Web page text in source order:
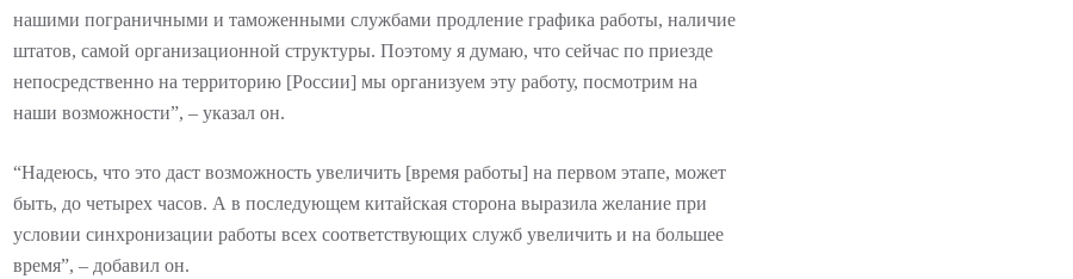
нашими пограничными и таможенными службами продление графика работы, наличие
штатов, самой организационной структуры. Поэтому я думаю, что сейчас по приезде
непосредственно на территорию [России] мы организуем эту работу, посмотрим на
наши возможности”, – указал он.
“Надеюсь, что это даст возможность увеличить [время работы] на первом этапе, может
быть, до четырех часов. А в последующем китайская сторона выразила желание при
условии синхронизации работы всех соответствующих служб увеличить и на большее
время”, – добавил он.